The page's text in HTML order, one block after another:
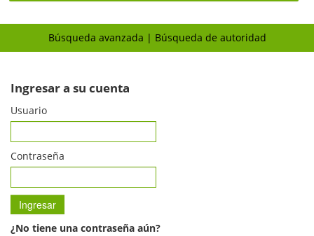
Búsqueda avanzada Búsqueda de autoridad
Ingresar a su cuenta
Usuario
Contraseña
¿No tiene una contraseña aún?